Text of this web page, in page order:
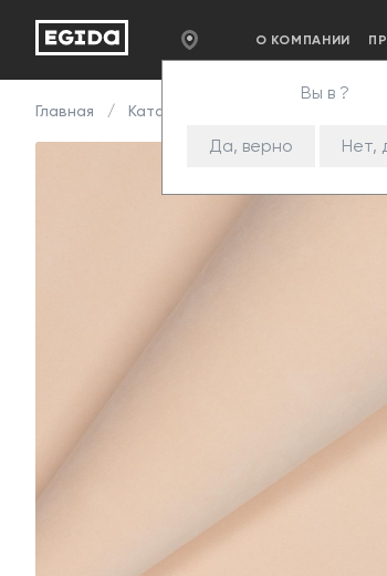
Вы в ?
Да, верно Нет,
О КОМПАНИИ
Главная Каталог